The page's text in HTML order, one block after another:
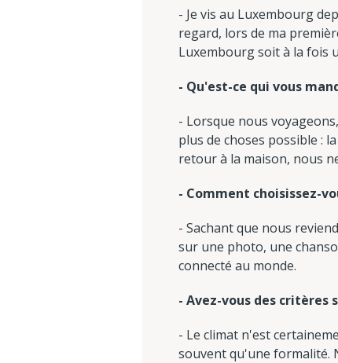
- Je vis au Luxembourg
regard, lors de ma
Luxembourg soit à la fois
- Qu'est-ce qui vous
- Lorsque nous
plus de choses possible :
retour à la maison, nous
- Comment choisissez-
- Sachant que nous
sur une photo, une
connecté au monde.
- Avez-vous des critères
- Le climat n'est
souvent qu'une formalité.